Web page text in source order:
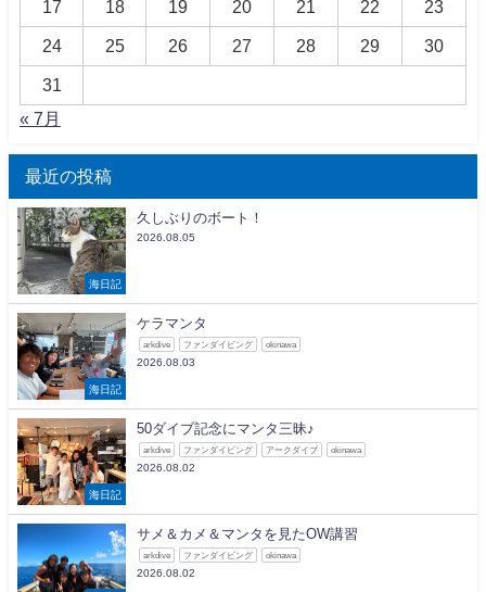
17 18 19 20 21 22 23
24 25 26 27 28 29 30
31
« 7月
最近の投稿
海日記
久しぶりのボート！
2026.08.05
海日記
ケラマンタ
arkdive ファンダイビング okinawa
2026.08.03
海日記
50ダイブ記念にマンタ三昧♪
arkdive ファンダイビング アークダイブ okinawa
2026.08.02
サメ＆カメ＆マンタを見たOW講習
arkdive ファンダイビング okinawa
2026.08.02